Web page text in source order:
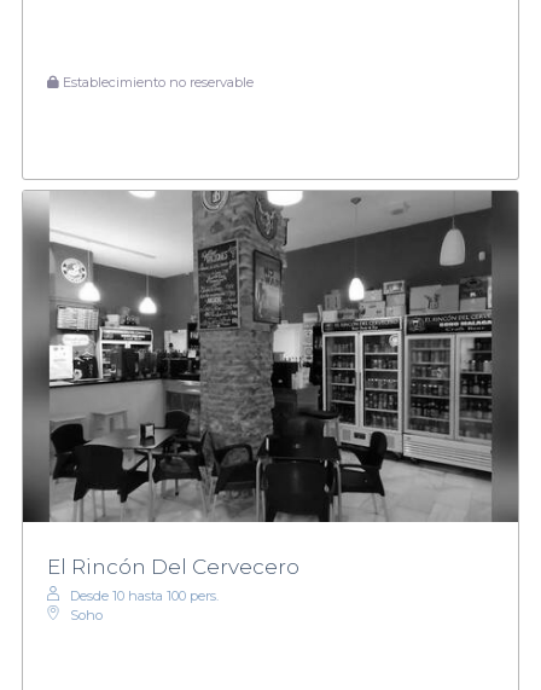
Establecimiento no reservable
El Rincón Del Cervecero
Desde 10 hasta 100 pers.
Soho